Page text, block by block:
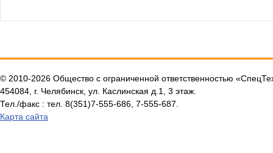
© 2010-2026 Общество с ограниченной ответственностью
454084, г. Челябинск, ул. Каслинская д.1, 3 этаж.
Тел./факс : тел. 8(351)7-555-686, 7-555-687.
Карта сайта